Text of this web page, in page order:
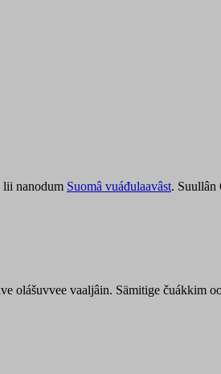
lii nanodum Suomâ vuáđulaavâst. Suullân
olášuvvee vaaljâin. Sämitige čuákkim